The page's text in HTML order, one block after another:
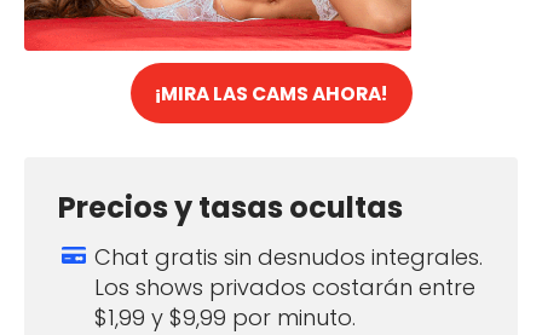
¡MIRA LAS CAMS AHORA!
Precios y tasas ocultas
Chat gratis sin desnudos integrales.
Los shows privados costarán entre
$1,99 y $9,99 por minuto.